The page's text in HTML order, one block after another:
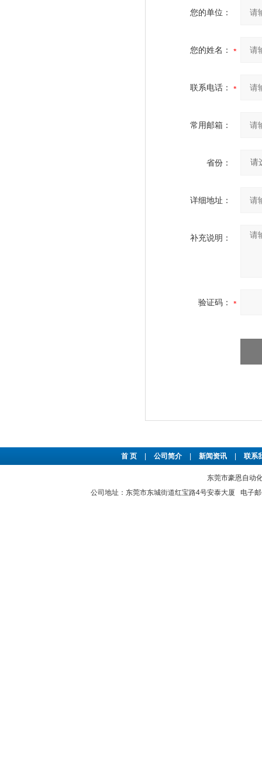
您的单位：
您的姓名：
联系电话：
常用邮箱：
省份：
详细地址：
补充说明：
验证码：
首 页 公司简介 新闻资讯 联系
东莞市豪恩自动
公司地址：东莞市东城街道红宝路4号安泰大厦 电子